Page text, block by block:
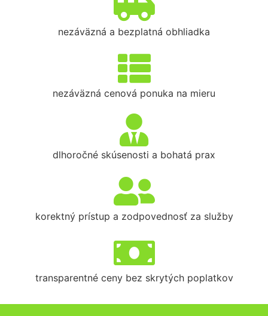
nezáväzná a bezplatná obhliadka
nezáväzná cenová ponuka na mieru
dlhoročné skúsenosti a bohatá prax
korektný prístup a zodpovednosť za služby
transparentné ceny bez skrytých poplatkov